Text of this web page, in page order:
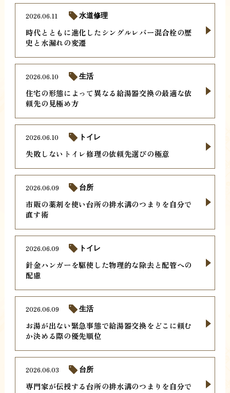
時代とともに進化したシングルレバー混合栓の歴
史と水漏れの変遷
2026.06.11 水道修理
住宅の形態によって異なる給湯器交換の最適な依
頼先の見極め方
2026.06.10 生活
失敗しないトイレ修理の依頼先選びの極意
2026.06.10 トイレ
市販の薬剤を使い台所の排水溝のつまりを自分で
直す術
2026.06.09 台所
針金ハンガーを駆使した物理的な除去と配管への
配慮
2026.06.09 トイレ
お湯が出ない緊急事態で給湯器交換をどこに頼む
か決める際の優先順位
2026.06.09 生活
専門家が伝授する台所の排水溝のつまりを自分で
2026.06.03 台所